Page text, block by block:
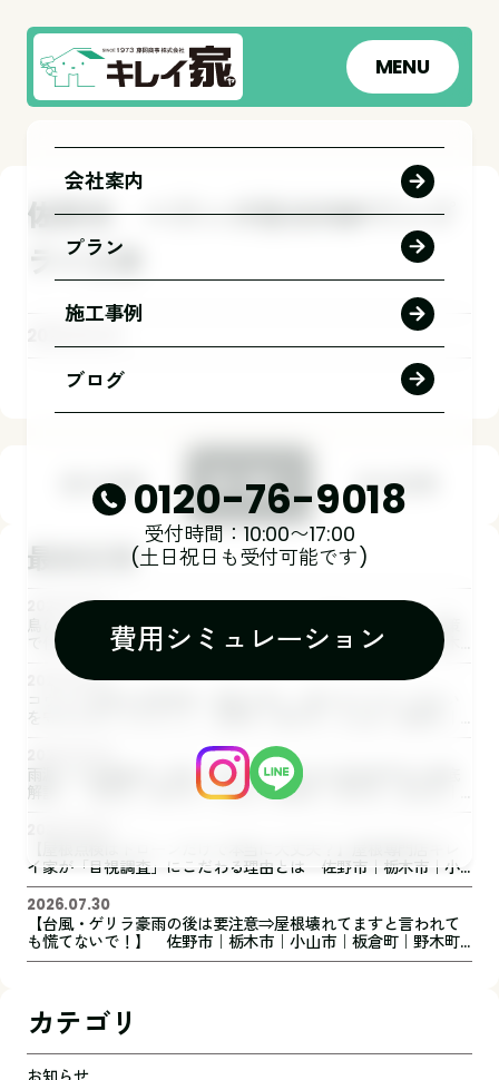
MENU
会社案内
プラン
施工事例
ブログ
0120-76-9018
受付時間：10:00〜17:00
(土日祝日も受付可能です)
費用シミュレーション
佐野市 ベランダ防水FRPワンプ
ライ工事
前の記事 一覧へ 次の記事
最新記事
2026.08.10
鳥のフン被害でお困りではありませんか？電線への止まり対策
で住まいを守ります 佐野市｜栃木市｜小山市｜板倉町｜野木
町｜足利市｜館林市｜創業1973年の屋根外壁リフォーム専門
店 キレイ家
2026.08.07
コウモリ対策は外壁塗装・屋根工事と一緒がおすすめ！住まい
を守るためにできること 佐野市｜栃木市｜小山市｜板倉町｜
雨漏りは放置厳禁！原因・症状・修理方法を屋根専門店が徹底
解説｜ 佐野市｜栃木市｜小山市｜板倉町｜野木町｜足利市｜
イ家が「目視調査」にこだわる理由とは 佐野市｜栃木市｜小
山市｜板倉町｜野木町｜足利市｜館林市｜創業1973年の屋根外
壁リフォーム専門店 キレイ家
2026.07.30
【台風・ゲリラ豪雨の後は要注意⇒屋根壊れてますと言われて
も慌てないで！】 佐野市｜栃木市｜小山市｜板倉町｜野木町
｜足利市｜館林市｜創業1973年の屋根外壁リフォーム専門店
カテゴリ